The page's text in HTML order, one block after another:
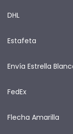
DHL
Estafeta
Envía Estrella
FedEx
Flecha Amarilla